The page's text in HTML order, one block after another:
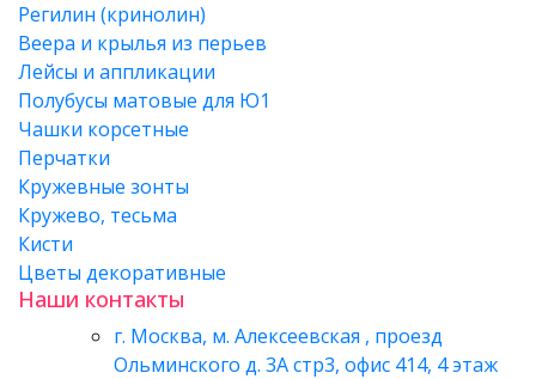
Регилин (кринолин)
Веера и крылья из перьев
Лейсы и аппликации
Полубусы матовые для Ю1
Чашки корсетные
Перчатки
Кружевные зонты
Кружево, тесьма
Кисти
Цветы декоративные
Наши контакты
г. Москва, м. Алексеевская , проезд
Ольминского д. 3А стр3, офис 414, 4 этаж